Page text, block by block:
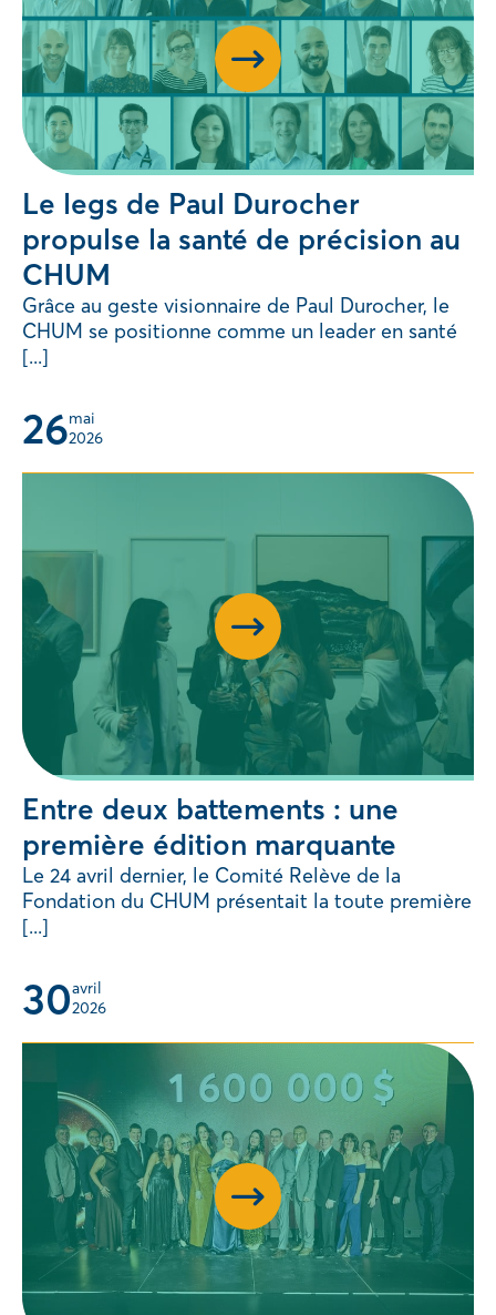
Le legs de Paul Durocher
propulse la santé de précision au
CHUM
Grâce au geste visionnaire de Paul Durocher, le
CHUM se positionne comme un leader en santé
[...]
26mai
2026
Entre deux battements : une
première édition marquante
Le 24 avril dernier, le Comité Relève de la
Fondation du CHUM présentait la toute première
[...]
30avril
2026